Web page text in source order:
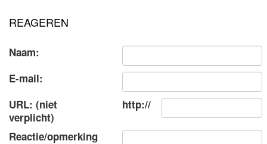
REAGEREN
Naam:
E-mail:
URL: (niet
verplicht)
http://
Reactie/opmerking